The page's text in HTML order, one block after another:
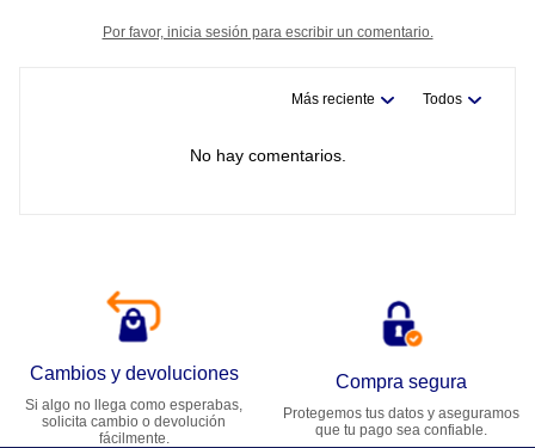
Por favor, inicia sesión para escribir un comentario.
Más reciente Todos
No hay comentarios.
Cambios y devoluciones
Si algo no llega como esperabas,
solicita cambio o devolución
fácilmente.
Compra segura
Protegemos tus datos y aseguramos
que tu pago sea confiable.